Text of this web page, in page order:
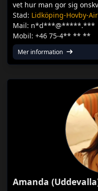
vet hur man gor sig
Stad: Lidköping-Hovby-
Mail: n*d***@*****.***
Mobil: +46 75-4** ** **
Mer information
Amanda